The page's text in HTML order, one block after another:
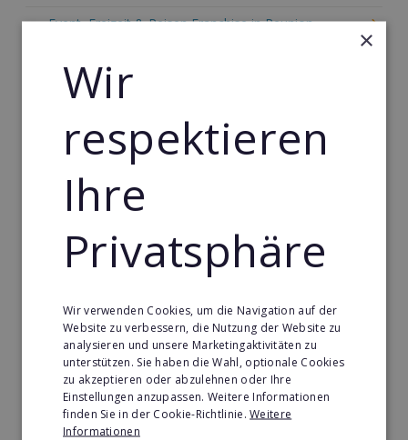
Event, Freizeit & Reisen Franchise in Reunion
Gebäude & Haustechnik Franchise in Reunion
Handwerk Franchise in Reunion
Dienstleistungsfranchise in Reunion
Telekommunikation Franchise in Reunion
Sport Franchise in Reunion
Tier- & Zoobedarf Franchise in Reunion
Immobilien Franchise in Reunion
Kinder & Erziehung Franchise in Reunion
Kosmetik Franchise in Reunion
×
Wir
respektieren
Ihre
Privatsphäre
Wir verwenden Cookies, um die Navigation auf der
Website zu verbessern, die Nutzung der Website zu
analysieren und unsere Marketingaktivitäten zu
unterstützen. Sie haben die Wahl, optionale Cookies
zu akzeptieren oder abzulehnen oder Ihre
Einstellungen anzupassen. Weitere Informationen
finden Sie in der Cookie-Richtlinie.Weitere
Informationen